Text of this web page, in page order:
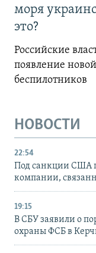
моря
это?
Российские
появление
беспилотников
НОВОСТИ
22:54
Под санкции США
компании,
19:15
В СБУ заявили о
охраны ФСБ в